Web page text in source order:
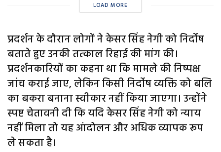
LOAD MORE
प्रदर्शन के दौरान लोगों ने केसर सिंह नेगी को निर्दोष
बताते हुए उनकी तत्काल रिहाई की मांग की।
प्रदर्शनकारियों का कहना था कि मामले की निष्पक्ष
जांच कराई जाए, लेकिन किसी निर्दोष व्यक्ति को बलि
का बकरा बनाना स्वीकार नहीं किया जाएगा। उन्होंने
स्पष्ट चेतावनी दी कि यदि केसर सिंह नेगी को न्याय
नहीं मिला तो यह आंदोलन और अधिक व्यापक रूप
ले सकता है।